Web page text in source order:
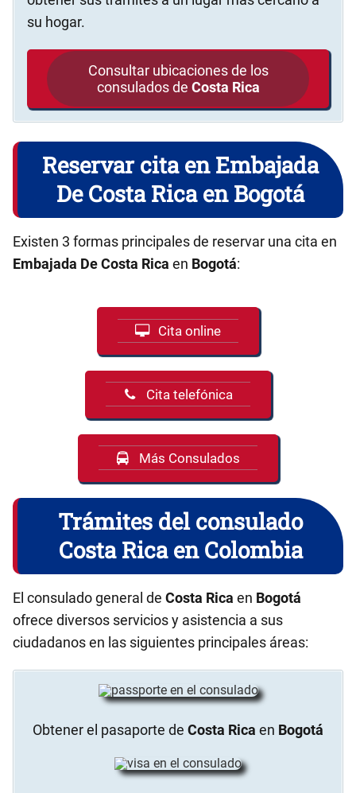
su hogar.
Consultar ubicaciones de los
consulados de Costa Rica
Reservar cita en Embajada
De Costa Rica en Bogotá
Existen 3 formas principales de reservar una cita en
Embajada De Costa Rica en Bogotá:
Cita online
Cita telefónica
Más Consulados
Trámites del consulado
Costa Rica en Colombia
El consulado general de Costa Rica en Bogotá
ofrece diversos servicios y asistencia a sus
ciudadanos en las siguientes principales áreas:
Obtener el pasaporte de Costa Rica en Bogotá